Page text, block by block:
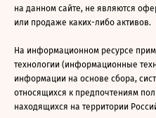
на данном сайте, не являются
или продаже каких-либо активов.
На информационном ресурсе
технологии (информационные
информации на основе сбора,
относящихся к предпочтениям
находящихся на территории